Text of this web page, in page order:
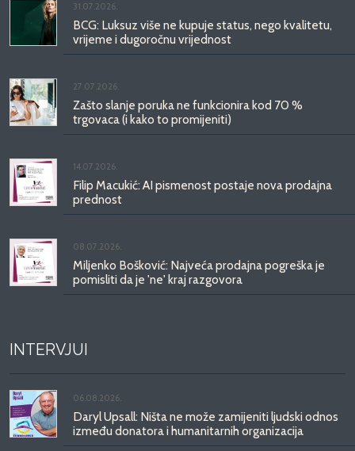
31.07.2026.
BCG: Luksuz više ne kupuje status, nego kvalitetu,
vrijeme i dugoročnu vrijednost
27.07.2026.
Zašto slanje poruka ne funkcionira kod 70 %
trgovaca (i kako to promijeniti)
14.07.2026.
Filip Macukić: AI pismenost postaje nova prodajna
prednost
08.07.2026.
Miljenko Bošković: Najveća prodajna pogreška je
pomisliti da je 'ne' kraj razgovora
INTERVJUI
06.08.2026.
Daryl Upsall: Ništa ne može zamijeniti ljudski odnos
između donatora i humanitarnih organizacija